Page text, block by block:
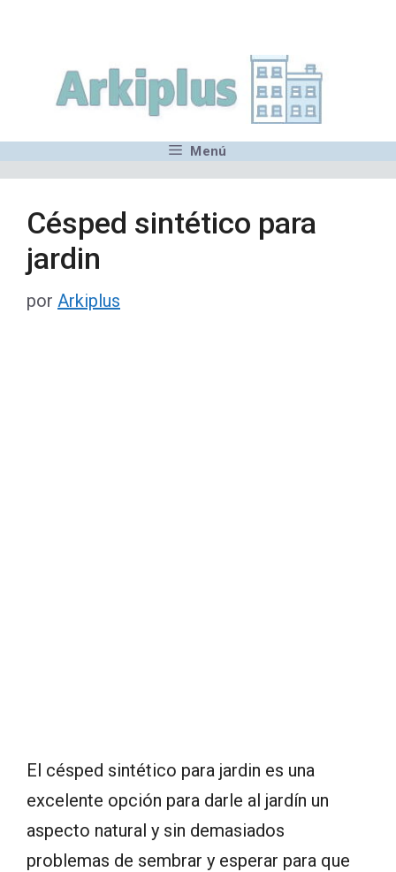
contenido
Menú
Césped sintético para
jardin
por Arkiplus
El césped sintético para jardin es una
excelente opción para darle al jardín un
aspecto natural y sin demasiados
problemas de sembrar y esperar para que